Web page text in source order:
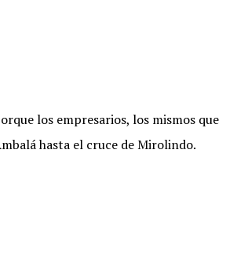
los empresarios, los mismos que
hasta el cruce de Mirolindo.